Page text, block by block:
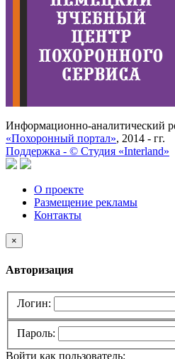
Информационно-аналитический
«Похоронный портал», 2014 - гг.
Поддержка - © Cтудия «Interland»
О проекте
Размещение рекламы
Контакты
×
Авторизация
Логин:
Пароль:
Войти как пользователь: